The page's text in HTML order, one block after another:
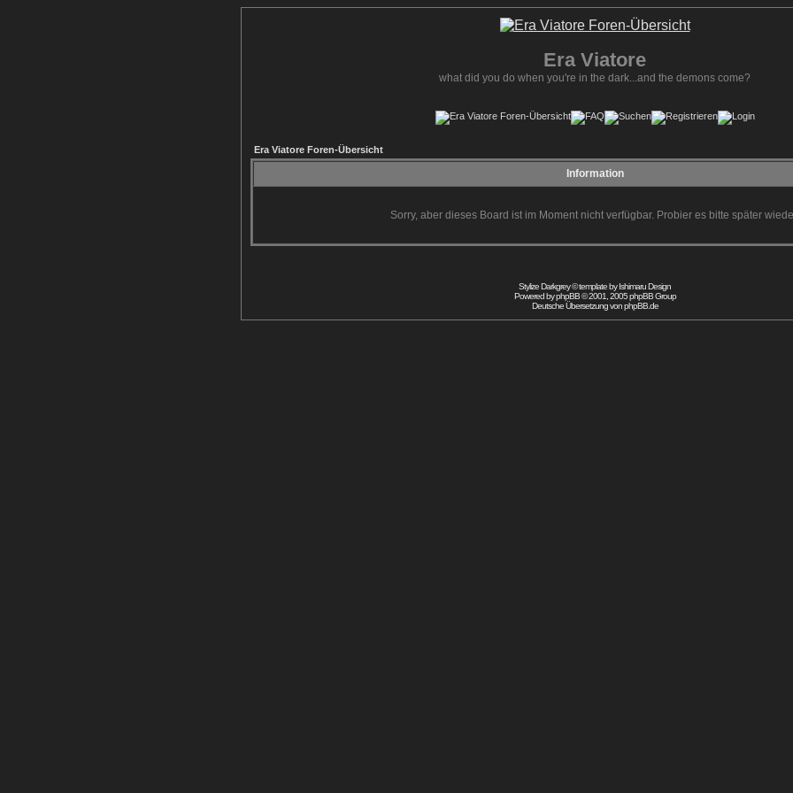
Era Viatore
what did you do when you're in the dark...and the demons come?
Era Viatore Foren-Übersicht
Information
Sorry, aber dieses Board ist im Moment nicht verfügbar. Probier es bitte später
Stylize Darkgrey © template byIshimaru Design
Powered byphpBB© 2001, 2005 phpBB Group
Deutsche Übersetzung vonphpBB.de